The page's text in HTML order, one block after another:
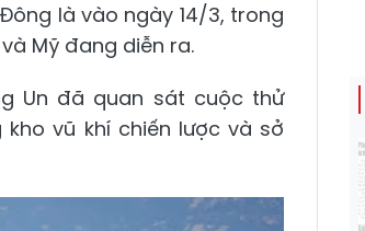
là vào ngày 14/3, trong
Mỹ đang diễn ra.
Un đã quan sát cuộc thử
vũ khí chiến lược và sở